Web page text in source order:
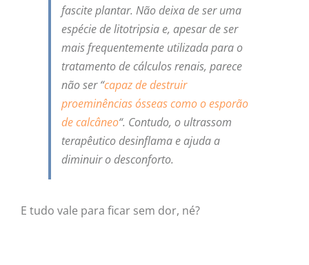
fascite plantar. Não deixa de ser uma
espécie de litotripsia e, apesar de ser
mais frequentemente utilizada para o
tratamento de cálculos renais, parece
não ser “capaz de destruir
proeminências ósseas como o esporão
de calcâneo“. Contudo, o ultrassom
terapêutico desinflama e ajuda a
diminuir o desconforto.
E tudo vale para ficar sem dor, né?